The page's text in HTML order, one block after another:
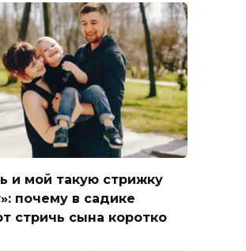
и мой такую стрижку
почему в садике
стричь сына коротко